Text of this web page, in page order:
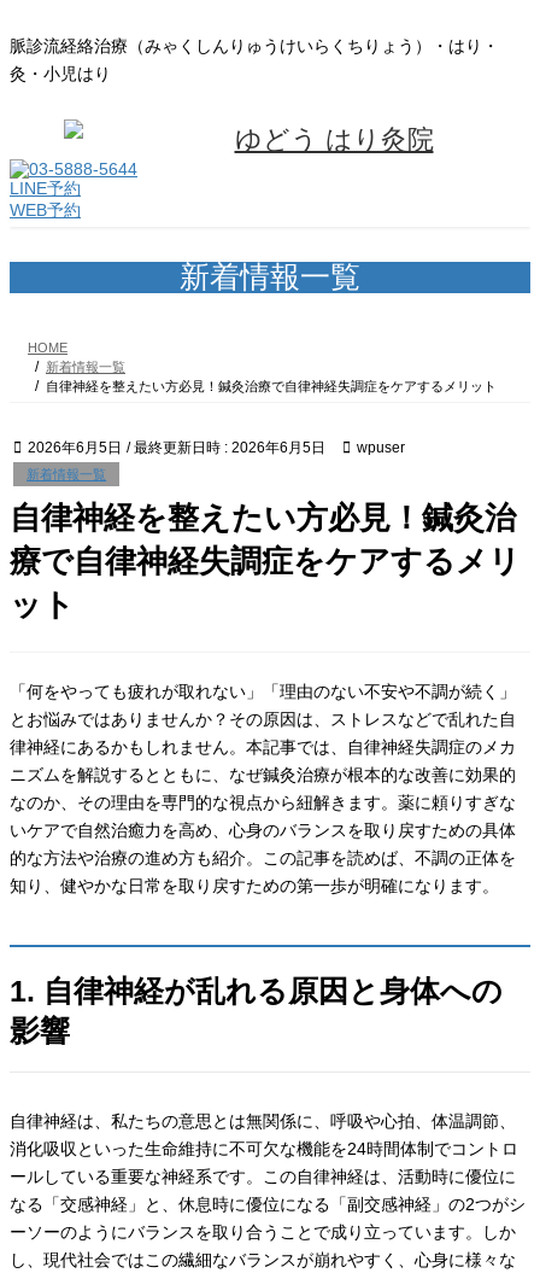
ン
テ
ン
キ
ッ
プ
ビ
ゲ
ー
に
移
動
脈診流経絡治療（みゃくしんりゅうけいらくちりょう）・はり・
灸・小児はり
LINE予約
WEB予約
新着情報一覧
HOME
新着情報一覧
自律神経を整えたい方必見！鍼灸治療で自律神経失調症をケアするメリット
2026年6月5日 / 最終更新日時 : 2026年6月5日 wpuser
新着情報一覧
自律神経を整えたい方必見！鍼灸治
療で自律神経失調症をケアするメリ
ット
「何をやっても疲れが取れない」「理由のない不安や不調が続く」
とお悩みではありませんか？その原因は、ストレスなどで乱れた自
律神経にあるかもしれません。本記事では、自律神経失調症のメカ
ニズムを解説するとともに、なぜ鍼灸治療が根本的な改善に効果的
なのか、その理由を専門的な視点から紐解きます。薬に頼りすぎな
いケアで自然治癒力を高め、心身のバランスを取り戻すための具体
的な方法や治療の進め方も紹介。この記事を読めば、不調の正体を
知り、健やかな日常を取り戻すための第一歩が明確になります。
1. 自律神経が乱れる原因と身体への
影響
自律神経は、私たちの意思とは無関係に、呼吸や心拍、体温調節、
消化吸収といった生命維持に不可欠な機能を24時間体制でコントロ
ールしている重要な神経系です。この自律神経は、活動時に優位に
なる「交感神経」と、休息時に優位になる「副交感神経」の2つがシ
ーソーのようにバランスを取り合うことで成り立っています。しか
し、現代社会ではこの繊細なバランスが崩れやすく、心身に様々な